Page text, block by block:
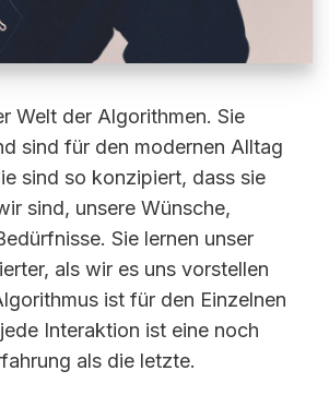
Welt der Algorithmen. Sie
sind für den modernen Alltag
sind so konzipiert, dass sie
sind, unsere Wünsche,
Sie lernen unser
als wir es uns vorstellen
ist für den Einzelnen
Interaktion ist eine noch
als die letzte.